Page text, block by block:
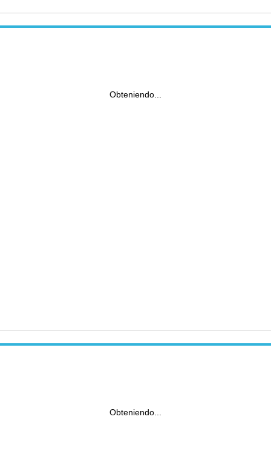
Obteniendo...
Obteniendo...